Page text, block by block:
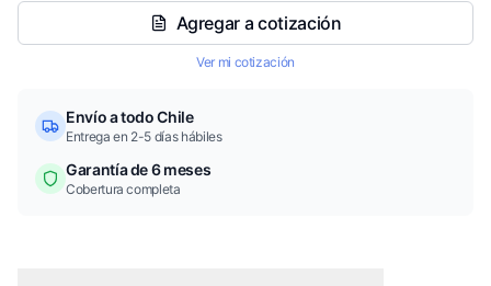
Agregar a cotización
Ver mi cotización
Envío a todo Chile
Entrega en 2-5 días hábiles
Garantía de 6 meses
Cobertura completa